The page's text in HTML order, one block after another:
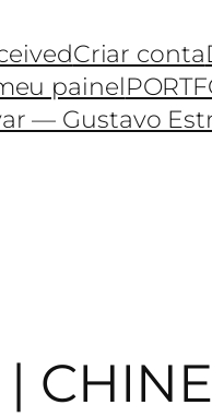
Criar conta
painel
— Gustavo